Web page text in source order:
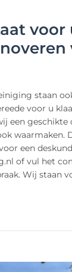
voor
staan
voor u
een geschikte
waarmaken.
een
of vul het
Wij staan